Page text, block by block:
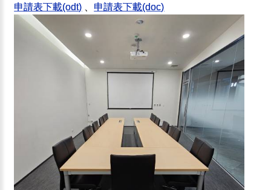
申請表下載(odt) 、 申請表下載(doc)